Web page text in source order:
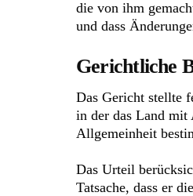
die von ihm
und dass
Gerichtliche
Das Gericht stellte
in der das Land mit
Allgemeinheit
Das Urteil
Tatsache, dass er